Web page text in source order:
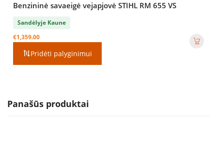
Benzininė savaeigė vejapjovė STIHL RM 655 VS
Sandėlyje Kaune
€1,359.00
Pridėti palyginimui
Panašūs produktai